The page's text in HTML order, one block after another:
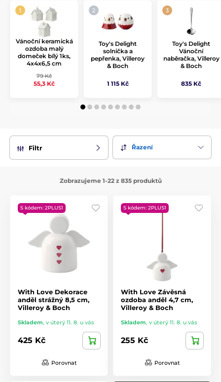
Vánoční keramická
ozdoba malý
domeček bílý 1ks,
4x4x6,5 cm
79 Kč
55,3 Kč
Toy's Delight
solnička a
pepřenka, Villeroy
& Boch
1 115 Kč
Toy's Delight
Vánoční
naběračka, Villeroy
& Boch
835 Kč
Filtr Řazení
Zobrazujeme 1-22 z 835 produktů
S kódem: 2PLUS1
With Love Dekorace
anděl strážný 8,5 cm,
Villeroy & Boch
Skladem, v úterý 11. 8. u vás
425 Kč
Porovnat
S kódem: 2PLUS1
With Love Závěsná
ozdoba anděl 4,7 cm,
Villeroy & Boch
Skladem, v úterý 11. 8. u vás
255 Kč
Porovnat